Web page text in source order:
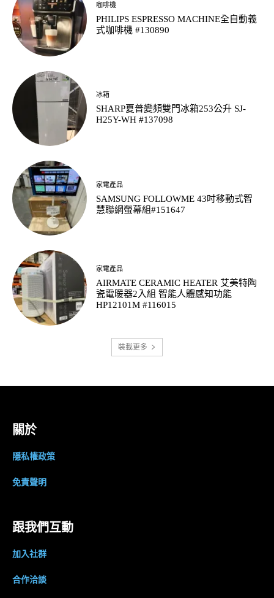
咖啡機
PHILIPS ESPRESSO MACHINE全自動義
式咖啡機 #130890
冰箱
SHARP夏普變頻雙門冰箱253公升 SJ-
H25Y-WH #137098
家電產品
SAMSUNG FOLLOWME 43吋移動式智
慧聯網螢幕組#151647
家電產品
AIRMATE CERAMIC HEATER 艾美特陶
瓷電暖器2入組 智能人體感知功能
HP12101M #116015
裝載更多
關於
隱私權政策
免責聲明
跟我們互動
加入社群
合作洽談